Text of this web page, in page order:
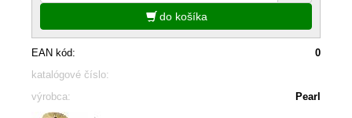
do košíka
EAN kód:
0
katalógové číslo:
výrobca:
Pearl